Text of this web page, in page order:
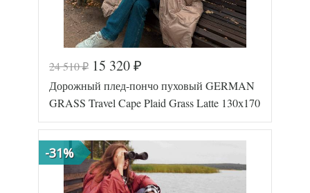
Код товара
577-729
Артикул
GG-34131
7
покрывала
Ткань
Лаке/
Батист
Производитель
German
Grass
(Австрия)
24 510₽ 15 320 ₽
Дорожный плед-пончо пуховый GERMAN
GRASS Travel Cape Plaid Grass Latte 130х170
-31%